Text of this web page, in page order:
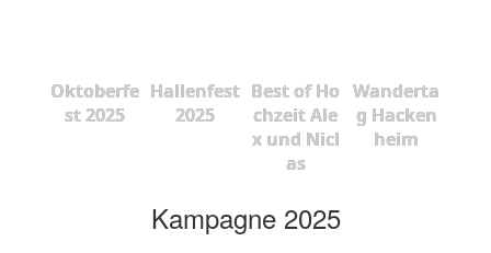
Oktoberfe
st 2025
Hallenfest
2025
Best of Ho
chzeit Ale
x und Nicl
as
Wanderta
g Hacken
heim
Kampagne 2025